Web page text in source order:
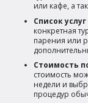
или кафе, а
Список услуг
конкретная
парения или
Стоимость
стоимость
недели и
процедур